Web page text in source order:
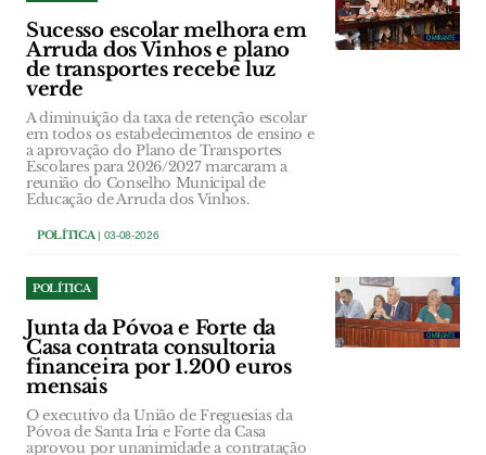
Sucesso escolar melhora em
Arruda dos Vinhos e plano
de transportes recebe luz
verde
A diminuição da taxa de retenção escolar
em todos os estabelecimentos de ensino e
a aprovação do Plano de Transportes
Escolares para 2026/2027 marcaram a
reunião do Conselho Municipal de
Educação de Arruda dos Vinhos.
POLÍTICA| 03-08-2026
POLÍTICA
Junta da Póvoa e Forte da
Casa contrata consultoria
financeira por 1.200 euros
mensais
O executivo da União de Freguesias da
Póvoa de Santa Iria e Forte da Casa
aprovou por unanimidade a contratação